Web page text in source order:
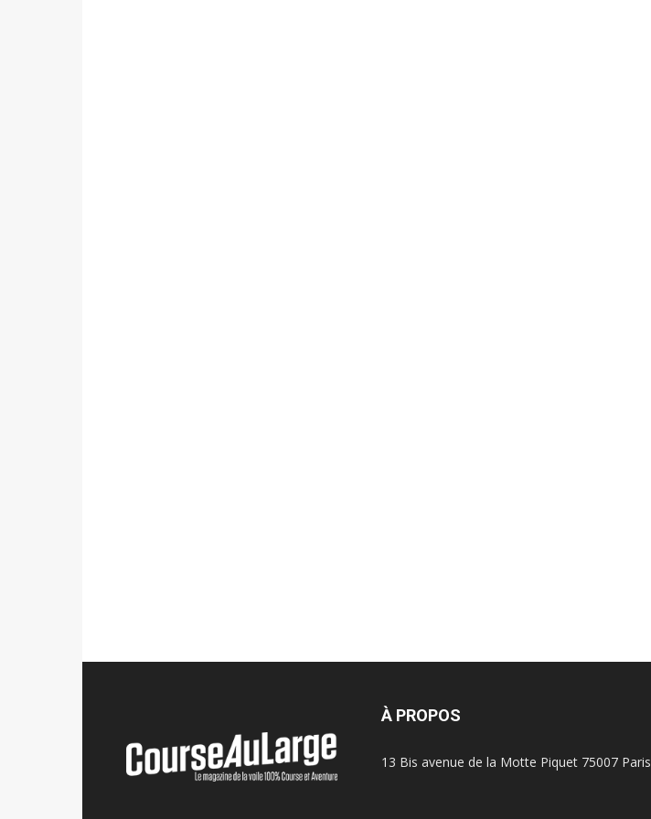
À PROPOS
13 Bis avenue de la Motte Piquet 75007 Paris